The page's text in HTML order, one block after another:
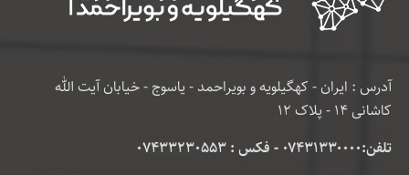
آدرس : ایران - کهگیلویه و بویراحمد - یاسوج - خیابان آیت الله
کاشانی 14 - پلاک 12
تلفن:۰۷۴۳۱۳۳۰۰۰۰ - فکس : 07433230553